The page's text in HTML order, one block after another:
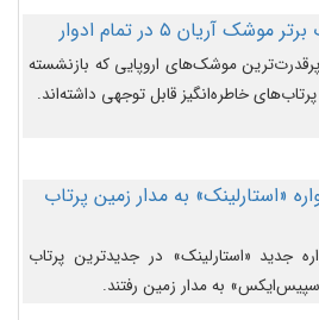
است و قرار است افشاگران یوفوها هفته آینده
آنها شهادت دهند.
موشک‌های اروپایی که بازنشسته
خاطره‌انگیز قابل توجهی داشته‌اند.
«استارلینک» به مدار زمین پرتاب
جدید «استارلینک» در جدیدترین پرتاب
به مدار زمین رفتند.